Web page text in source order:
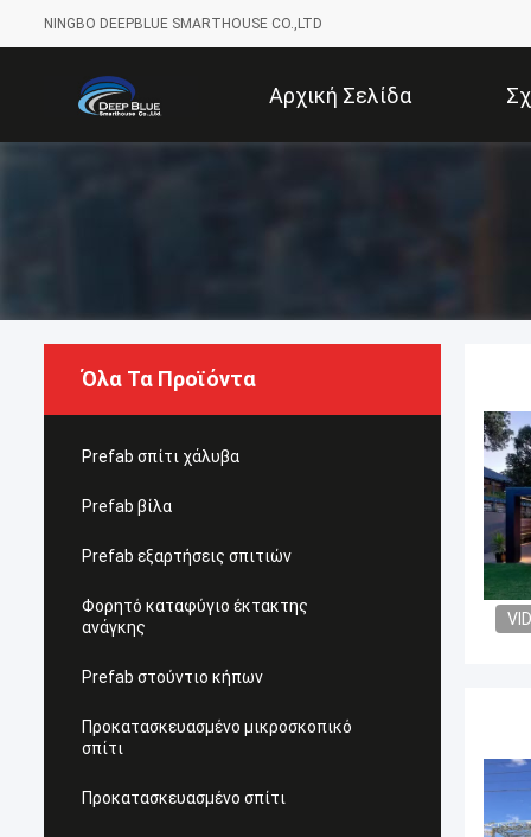
NINGBO DEEPBLUE SMARTHOUSE CO.,LTD
Αρχική Σελίδα
Όλα Τα Προϊόντα
Prefab σπίτι χάλυβα
Prefab βίλα
Prefab εξαρτήσεις σπιτιών
Φορητό καταφύγιο έκτακτης
ανάγκης
Prefab στούντιο κήπων
Προκατασκευασμένο μικροσκοπικό
σπίτι
Προκατασκευασμένο σπίτι